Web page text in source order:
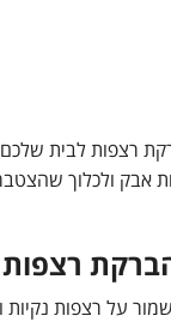
רצפות לבית
אבק ולכלוך
רצפות
על רצפות